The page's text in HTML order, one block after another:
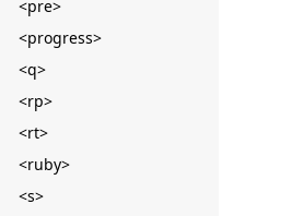
<pre>
<progress>
<q>
<rp>
<rt>
<ruby>
<s>